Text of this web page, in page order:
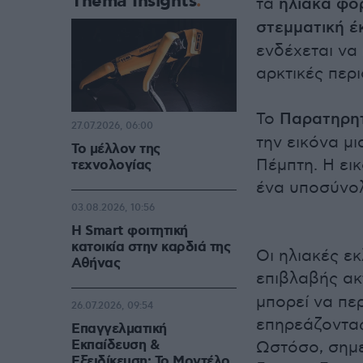
τα ηλιακά
στεμματική
ενδέχεται
αρκτικές
Το
την εικόνα
Πέμπτη. Η
ένα
Οι ηλιακές
επιβλαβής
μπορεί να
Ωστόσο,
Το μέλλον της
τεχνολογίας
27.07.2026, 06:00
Η Smart φοιτητική
κατοικία στην καρδιά της
Αθήνας
03.08.2026, 10:56
Επαγγελματική
Εκπαίδευση &
26.07.2026, 09:54